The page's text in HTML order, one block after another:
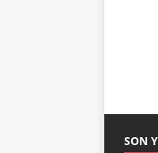
SON